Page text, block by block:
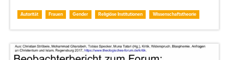
Autorität Frauen Gender Religiöse Institutionen Wissenschaftstheorie